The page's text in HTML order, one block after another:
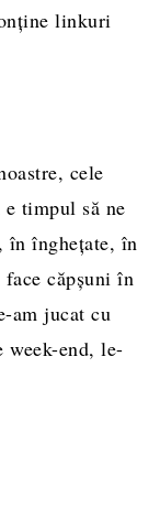
linkuri
cele
timpul să ne
în îngheţate, în
căpşuni în
am jucat cu
week-end, le-